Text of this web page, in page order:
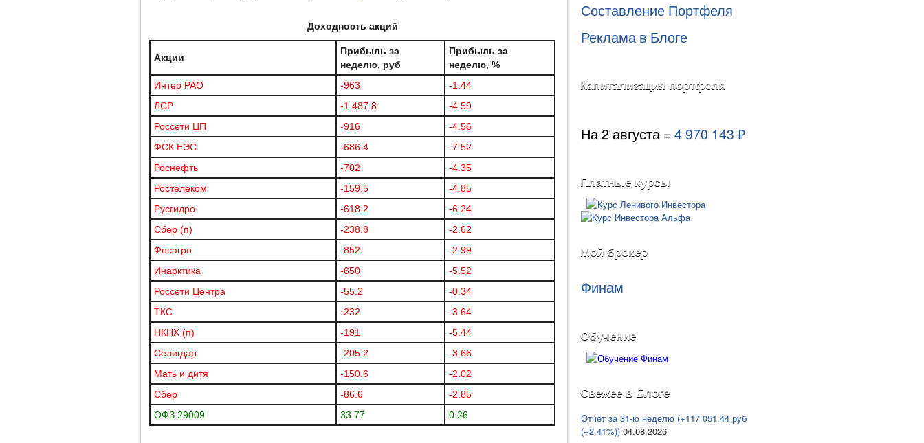
Доходность акций
Акции
Прибыль за
неделю, руб
Прибыль за
неделю, %
Интер РАО
-963
-1.44
ЛСР
-1 487.8
-4.59
Россети ЦП
-916
-4.56
ФСК ЕЭС
-686.4
-7.52
Роснефть
-702
-4.35
Ростелеком
-159.5
-4.85
Русгидро
-618.2
-6.24
Сбер (п)
-238.8
-2.62
Фосагро
-852
-2.99
Инарктика
-650
-5.52
Россети Центра
-55.2
-0.34
ТКС
-232
-3.64
НКНХ (п)
-191
-5.44
Селигдар
-205.2
-3.66
Мать и дитя
-150.6
-2.02
Сбер
-86.6
-2.85
ОФЗ 29009
33.77 0.26
Составление Портфеля
Реклама в Блоге
Капитализация портфеля
На 2 августа = 4 970 143 ₽
Платные курсы
Мой брокер
Финам
Обучение
Свежее в Блоге
Отчёт за 31-ю неделю (+117 051.44 руб
(+2.41%)) 04.08.2026